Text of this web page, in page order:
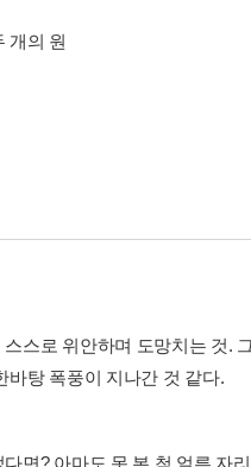
개의 원
스로 위안하며 도망치는 것.
바탕 폭풍이 지나간 것 같다.
면? 아마도 못 본 척 얼른 자